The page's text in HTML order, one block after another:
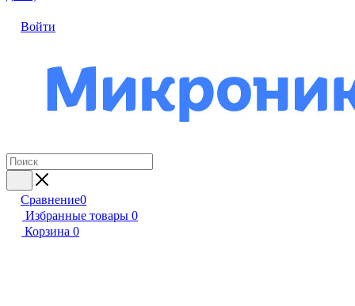
Войти
Сравнение0
Избранные товары 0
Корзина 0